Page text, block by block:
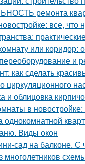
ремонта
все, что
или
и
как сделать
циркуляционного
и облицовка
в
однокомнатной
Виды окон
сад на балконе. С
многолетников